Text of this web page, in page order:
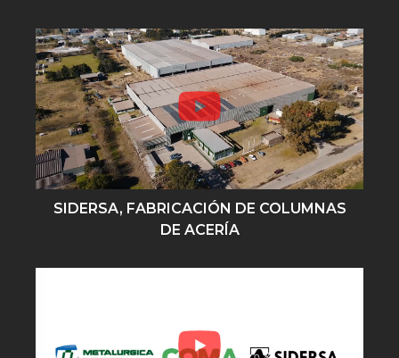
SIDERSA, FABRICACIÓN DE COLUMNAS
DE ACERÍA